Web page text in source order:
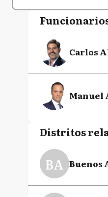
Carlos
Manuel
Distritos
BA Buenos